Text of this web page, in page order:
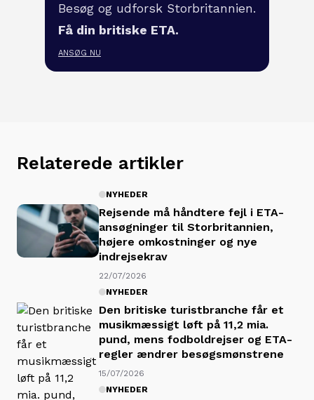
Besøg og udforsk Storbritannien.
Få din britiske ETA.
ANSØG NU
Relaterede artikler
NYHEDER
Rejsende må håndtere fejl i ETA-
ansøgninger til Storbritannien,
højere omkostninger og nye
indrejsekrav
22/07/2026
NYHEDER
Den britiske turistbranche får et
musikmæssigt løft på 11,2 mia.
pund, mens fodboldrejser og ETA-
regler ændrer besøgsmønstrene
15/07/2026
NYHEDER